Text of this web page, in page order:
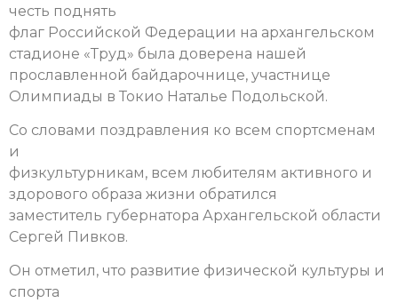
честь поднять
флаг Российской Федерации на архангельском
стадионе «Труд» была доверена нашей
прославленной байдарочнице, участнице
Олимпиады в Токио Наталье Подольской.
Со словами поздравления ко всем спортсменам
и
физкультурникам, всем любителям активного и
здорового образа жизни обратился
заместитель губернатора Архангельской области
Сергей Пивков.
Он отметил, что развитие физической культуры и
спорта